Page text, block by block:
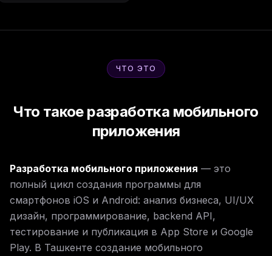
ЧТО ЭТО
Что такое разработка мобильного
приложения
Разработка мобильного приложения — это
полный цикл создания программы для
смартфонов iOS и Android: анализ бизнеса, UI/UX
дизайн, программирование, backend API,
тестирование и публикация в App Store и Google
Play. В Ташкенте создание мобильного